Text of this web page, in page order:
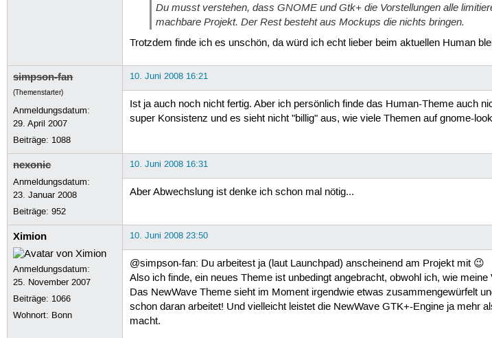
Du musst verstehen, dass GNOME und Gtk+ die Vorstellungen alle
machbare Projekt. Der Rest besteht aus Mockups die nichts bringen.
Trotzdem finde ich es unschön, da würd ich echt lieber beim aktuellen Human
simpson-fan
(Themenstarter)
Anmeldungsdatum:
29. April 2007
Beiträge: 1088
10. Juni 2008 16:21
Ist ja auch noch nicht fertig. Aber ich persönlich finde das Human-Theme auch
super Konsistenz und es sieht nicht "billig" aus, wie viele Themen auf gnome-
nexonic
Anmeldungsdatum:
23. Januar 2008
Beiträge:952
10. Juni 2008 16:31
Aber Abwechslung ist denke ich schon mal nötig...
Ximion
Anmeldungsdatum:
25. November 2007
Beiträge: 1066
Wohnort: Bonn
10. Juni 2008 23:50
@simpson-fan: Du arbeitest ja (laut Launchpad) anscheinend am Projekt mit 😉
Also ich finde, ein neues Theme ist unbedingt angebracht, obwohl ich, wie
Das NewWave Theme sieht im Moment irgendwie etwas zusammengewürfelt
schon daran arbeitet! Und vielleicht leistet die NewWave GTK+-Engine ja mehr
macht.